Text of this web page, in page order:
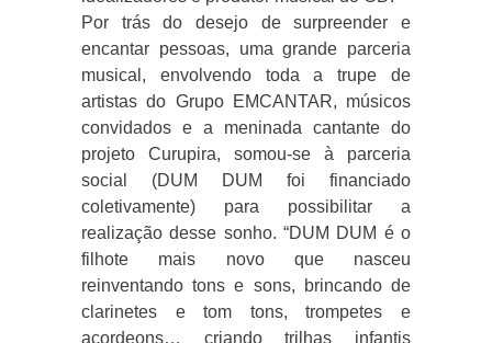
Por trás do desejo de surpreender e
encantar pessoas, uma grande parceria
musical, envolvendo toda a trupe de
artistas do Grupo EMCANTAR, músicos
convidados e a meninada cantante do
projeto Curupira, somou-se à parceria
social (DUM DUM foi financiado
coletivamente) para possibilitar a
realização desse sonho. “DUM DUM é o
filhote mais novo que nasceu
reinventando tons e sons, brincando de
clarinetes e tom tons, trompetes e
acordeons… criando trilhas infantis